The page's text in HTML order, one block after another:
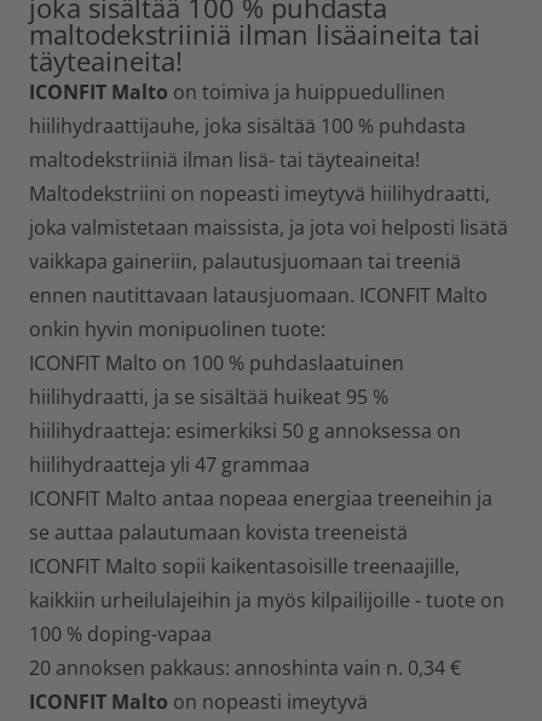
joka sisältää 100 % puhdasta
maltodekstriiniä ilman lisäaineita tai
täyteaineita!
ICONFIT Malto on toimiva ja huippuedullinen
hiilihydraattijauhe, joka sisältää 100 % puhdasta
maltodekstriiniä ilman lisä- tai täyteaineita!
Maltodekstriini on nopeasti imeytyvä hiilihydraatti,
joka valmistetaan maissista, ja jota voi helposti lisätä
vaikkapa gaineriin, palautusjuomaan tai treeniä
ennen nautittavaan latausjuomaan. ICONFIT Malto
onkin hyvin monipuolinen tuote:
ICONFIT Malto on 100 % puhdaslaatuinen
hiilihydraatti, ja se sisältää huikeat 95 %
hiilihydraatteja: esimerkiksi 50 g annoksessa on
hiilihydraatteja yli 47 grammaa
ICONFIT Malto antaa nopeaa energiaa treeneihin ja
se auttaa palautumaan kovista treeneistä
ICONFIT Malto sopii kaikentasoisille treenaajille,
kaikkiin urheilulajeihin ja myös kilpailijoille - tuote on
100 % doping-vapaa
20 annoksen pakkaus: annoshinta vain n. 0,34 €
ICONFIT Malto on nopeasti imeytyvä